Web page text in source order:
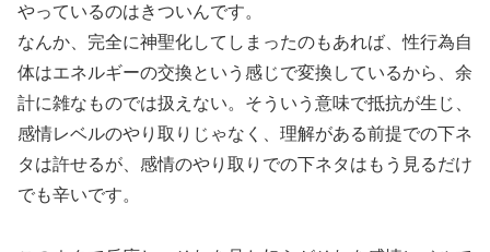
やっているのはきついんです。
なんか、完全に神聖化してしまったのもあれば、性行為自
体はエネルギーの交換という感じで変換しているから、余
計に雑なものでは扱えない。そういう意味で抵抗が生じ、
感情レベルのやり取りじゃなく、理解がある前提での下ネ
タは許せるが、感情のやり取りでの下ネタはもう見るだけ
でも辛いです。